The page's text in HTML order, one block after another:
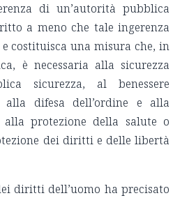
di un’autorità pubblica
a meno che tale ingerenza
costituisca una misura che, in
è necessaria alla sicurezza
sicurezza, al benessere
alla difesa dell’ordine e alla
protezione della salute o
dei diritti e delle libertà
diritti dell’uomo ha precisato